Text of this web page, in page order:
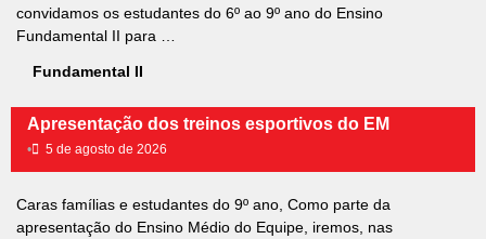
convidamos os estudantes do 6º ao 9º ano do Ensino
Fundamental II para …
Fundamental II
Apresentação dos treinos esportivos do EM
• 5 de agosto de 2026
Caras famílias e estudantes do 9º ano, Como parte da
apresentação do Ensino Médio do Equipe, iremos, nas